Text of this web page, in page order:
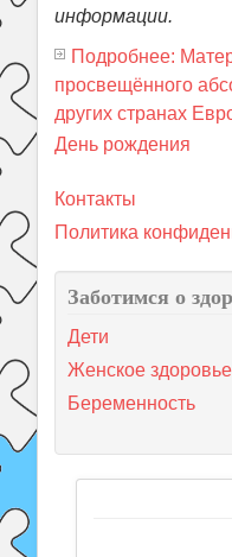
информации.
Подробнее:
просвещённого
других странах
День рождения
Контакты
Политика
Заботимся о
Дети
Женское здоровье
Беременность